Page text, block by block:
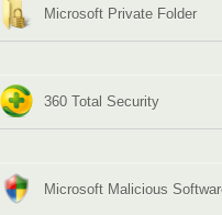
Microsoft Private Folder
360 Total Security
Microsoft Malicious